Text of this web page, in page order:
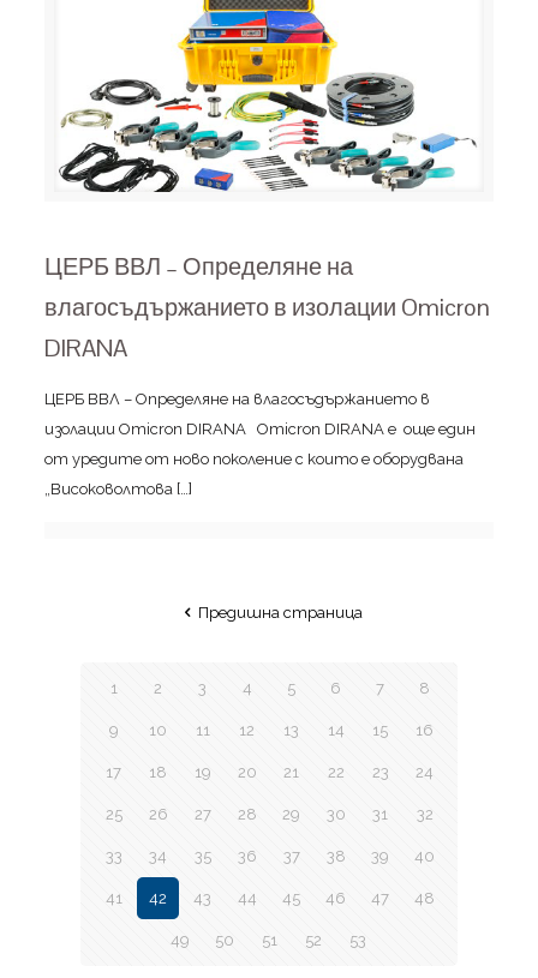
ЦЕРБ ВВЛ – Определяне на
влагосъдържанието в изолации Omicron
DIRANA
ЦЕРБ ВВЛ – Определяне на влагосъдържанието в
изолации Omicron DIRANA Omicron DIRANA е още един
от уредите от ново поколение с които е оборудвана
„Високоволтова[…]
Предишна страница
1 2 3 4 5 6 7 8
9 10 11 12 13 14 15 16
17 18 19 20 21 22 23 24
25 26 27 28 29 30 31 32
33 34 35 36 37 38 39 40
41 42 43 44 45 46 47 48
49 50 51 52 53